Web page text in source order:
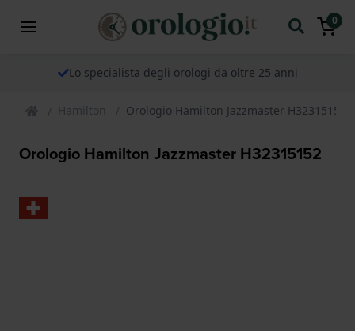
0
Lo specialista degli orologi da oltre 25 anni
Hamilton Orologio Hamilton Jazzmaster H32315152
Orologio Hamilton Jazzmaster H32315152